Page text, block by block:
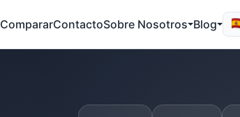
CompararContactoSobre Nosotros Blog